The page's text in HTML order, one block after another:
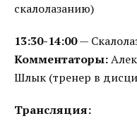
скалолазанию)
13:30-14:00—
Комментаторы:
Шлык (тренер в
Трансляция: